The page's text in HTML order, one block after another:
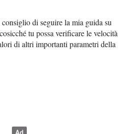
di seguire la mia guida su
tu possa verificare le velocità
di altri importanti parametri della